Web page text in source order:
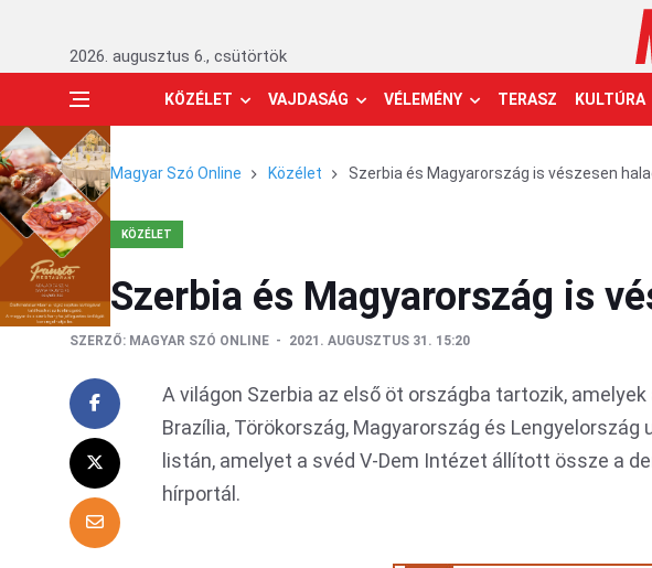
2026. augusztus 6., csütörtök
KÖZÉLET VAJDASÁG VÉLEMÉNY TERASZ KULTÚRA
Magyar Szó Online Közélet Szerbia és Magyarország is vészesen
KÖZÉLET
Szerbia és Magyarország is
SZERZŐ: MAGYAR SZÓ ONLINE 2021. AUGUSZTUS 31. 15:20
A világon Szerbia az első öt országba tartozik,
Brazília, Törökország, Magyarország és Lengyelország
listán, amelyet a svéd V-Dem Intézet állított össze a
hírportál.